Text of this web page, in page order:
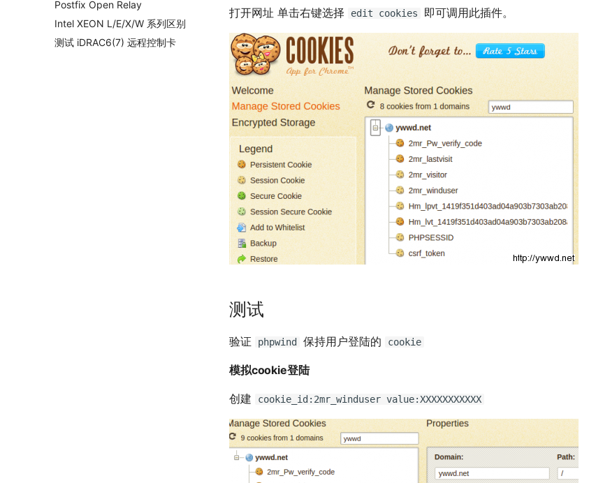
Postfix Open Relay
Intel XEON L/E/X/W 系列区别
测试 iDRAC6(7) 远程控制卡
打开网址 单击右键选择 edit cookies 即可调用此插件。
测试
验证 phpwind 保持用户登陆的 cookie
模拟cookie登陆
创建 cookie_id:2mr_winduser value:XXXXXXXXXXX